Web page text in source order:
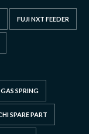
FUJI NXT FEEDER
GAS SPRING
SPARE PART